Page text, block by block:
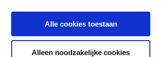
Alle cookies toestaan
Alleen noodzakelijke cookies